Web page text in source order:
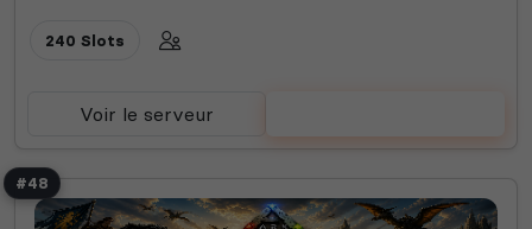
240 Slots
Voir le serveur
#48